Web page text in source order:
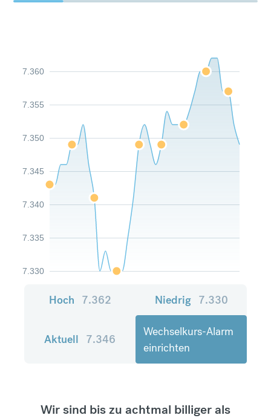
7.330
7.335
7.340
7.345
7.350
7.355
7.360
Hoch 7.362 Niedrig 7.330
Aktuell 7.346
Wechselkurs-Alarm
einrichten
Wir sind bis zu achtmal billiger als